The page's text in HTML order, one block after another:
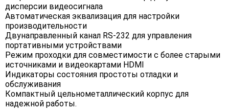
дисперсии видеосигнала
Автоматическая эквализация для настройки
производительности
Двунаправленный канал RS-232 для управления
портативными устройствами
Режим проходки для совместимости с более старыми
источниками и видеокартами HDMI
Индикаторы состояния простоты отладки и
обслуживания
Компактный цельнометаллический корпус для
надежной работы.